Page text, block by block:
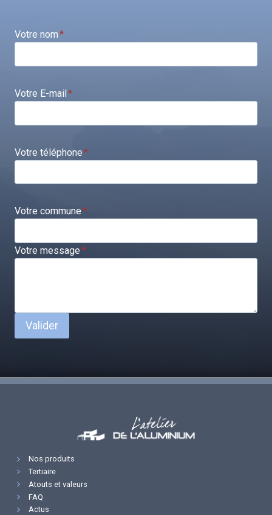
Votre nom*
Votre E-mail*
Votre téléphone*
Votre commune*
Votre message*
Valider
Nos produits
Tertiaire
Atouts et valeurs
FAQ
Actus